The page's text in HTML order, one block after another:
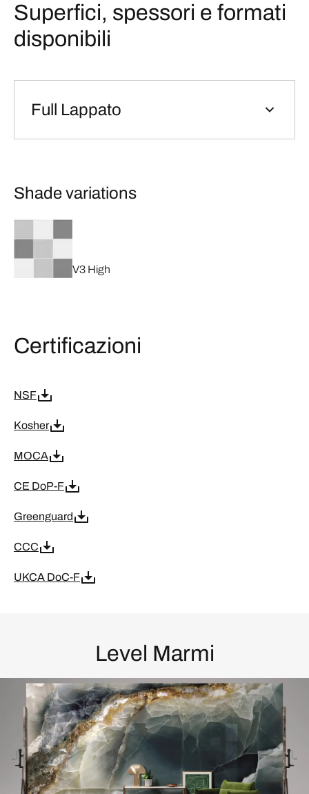
Superfici, spessori e formati
disponibili
Full Lappato
Shade variations
V3 High
Certificazioni
NSF
Kosher
MOCA
CE DoP-F
Greenguard
CCC
UKCA DoC-F
Level Marmi